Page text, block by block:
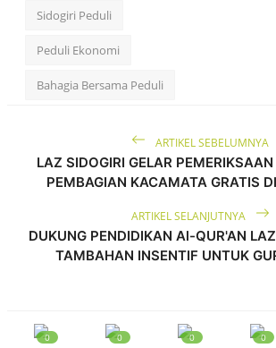
Laporan Kinerja
Hasil Penelitian
Edukasi ZIS
Zakat Fitrah
Infak
Contact
Gallery
Sidogiri Peduli
Peduli Ekonomi
Bahagia Bersama Peduli
ARTIKEL SEBELUMNYA
LAZ SIDOGIRI GELAR
PEMBAGIAN KACAMATA GRATIS
ARTIKEL SELANJUTNYA
DUKUNG PENDIDIKAN Al-QUR'AN
TAMBAHAN INSENTIF UNTUK
0 0 0 0